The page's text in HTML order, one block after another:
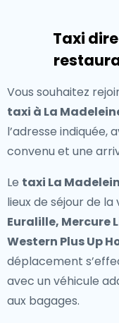
Taxi
Vous souhaitez
taxi à La
l’adresse indiquée,
convenu et une
Le taxi La
lieux de séjour de
Euralille, Mercure
Western Plus Up
déplacement
avec un véhicule
aux bagages.